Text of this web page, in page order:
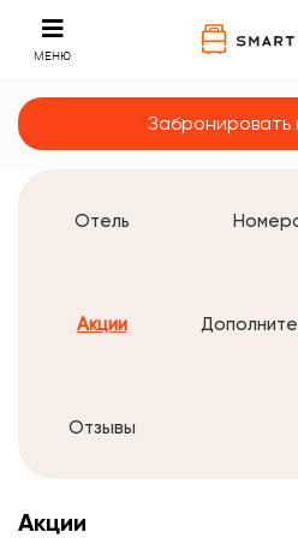
МЕНЮ
Забронировать
Отель
Акции
Отзывы
Акции